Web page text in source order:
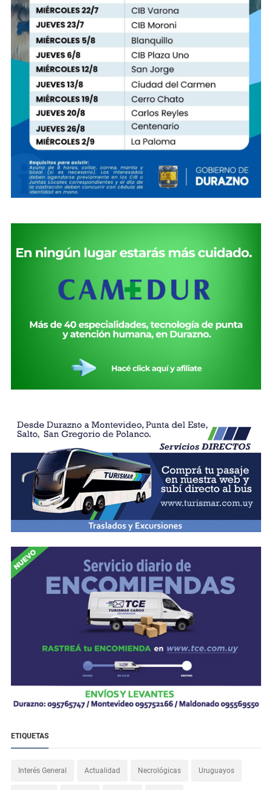
ETIQUETAS
Interés General Actualidad Necrológicas Uruguayos